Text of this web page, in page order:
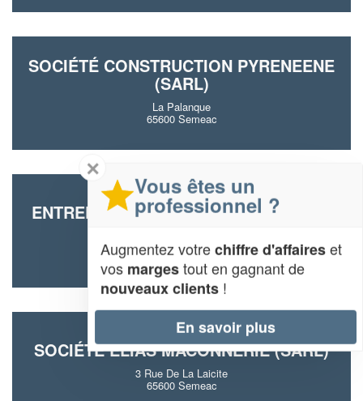
SOCIÉTÉ CONSTRUCTION PYRENEENE
(SARL)
La Palanque
65600 Semeac
ENTREPRISE RODRIGUES EMMANUEL
65600 Semeac
SOCIÉTÉ ELIAS MACONNERIE (SARL)
3 Rue De La Laicite
65600 Semeac
✕
Vous êtes un
professionnel ?
Augmentez votrechiffre d'affaireset
vos margestout en gagnant de
nouveaux clients !
En savoir plus